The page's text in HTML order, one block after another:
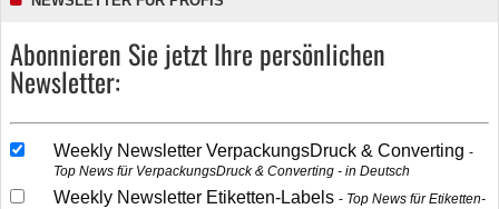
Abonnieren Sie jetzt Ihre persönlichen
Newsletter:
Weekly Newsletter VerpackungsDruck & Converting
Top News für VerpackungsDruck & Converting - in Deutsch
Weekly Newsletter Etiketten-Labels
Top News für Etiketten-